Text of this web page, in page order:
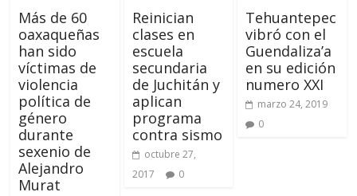
Más de 60
oaxaqueñas
han sido
víctimas de
violencia
política de
género
durante
sexenio de
Alejandro
Murat
Reinician
clases en
escuela
secundaria
de Juchitán y
aplican
programa
contra sismo
octubre 27,
2017
0
Tehuantepec
vibró con el
Guendaliza’a
en su edición
numero XXI
marzo 24, 2019
0